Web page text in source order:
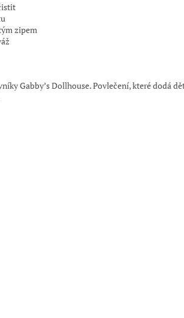
zipem
Gabby’s Dollhouse. Povlečení, které dodá